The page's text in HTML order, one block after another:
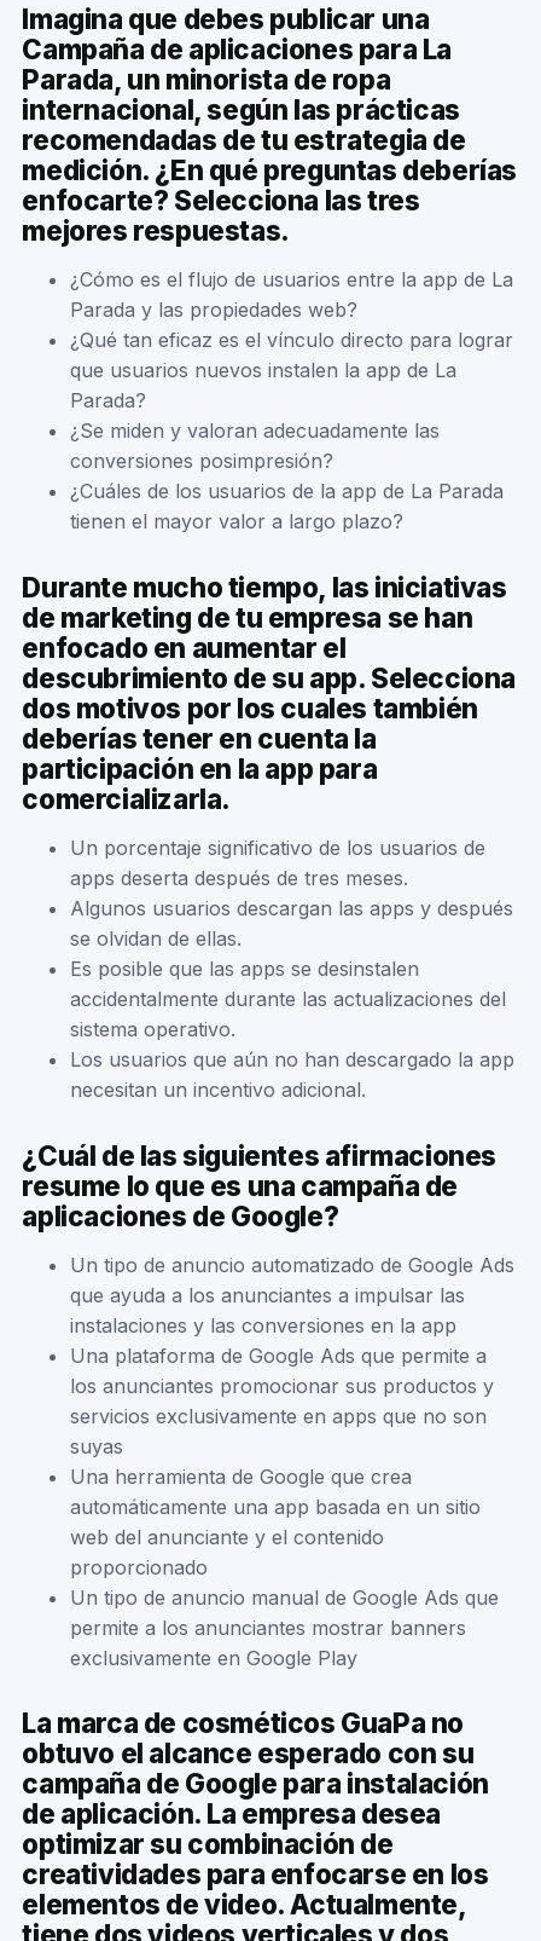
Imagina que debes publicar una
Campaña de aplicaciones para La
Parada, un minorista de ropa
internacional, según las prácticas
recomendadas de tu estrategia de
medición. ¿En qué preguntas deberías
enfocarte? Selecciona las tres
mejores respuestas.
¿Cómo es el flujo de usuarios entre la app de La
Parada y las propiedades web?
¿Qué tan eficaz es el vínculo directo para lograr
que usuarios nuevos instalen la app de La
Parada?
¿Se miden y valoran adecuadamente las
conversiones posimpresión?
¿Cuáles de los usuarios de la app de La Parada
tienen el mayor valor a largo plazo?
Durante mucho tiempo, las iniciativas
de marketing de tu empresa se han
enfocado en aumentar el
descubrimiento de su app. Selecciona
dos motivos por los cuales también
deberías tener en cuenta la
participación en la app para
comercializarla.
Un porcentaje significativo de los usuarios de
apps deserta después de tres meses.
Algunos usuarios descargan las apps y después
se olvidan de ellas.
Es posible que las apps se desinstalen
accidentalmente durante las actualizaciones del
sistema operativo.
Los usuarios que aún no han descargado la app
necesitan un incentivo adicional.
¿Cuál de las siguientes afirmaciones
resume lo que es una campaña de
aplicaciones de Google?
Un tipo de anuncio automatizado de Google Ads
que ayuda a los anunciantes a impulsar las
instalaciones y las conversiones en la app
Una plataforma de Google Ads que permite a
los anunciantes promocionar sus productos y
servicios exclusivamente en apps que no son
suyas
Una herramienta de Google que crea
automáticamente una app basada en un sitio
web del anunciante y el contenido
proporcionado
Un tipo de anuncio manual de Google Ads que
permite a los anunciantes mostrar banners
exclusivamente en Google Play
La marca de cosméticos GuaPa no
obtuvo el alcance esperado con su
campaña de Google para instalación
de aplicación. La empresa desea
optimizar su combinación de
creatividades para enfocarse en los
elementos de video. Actualmente,